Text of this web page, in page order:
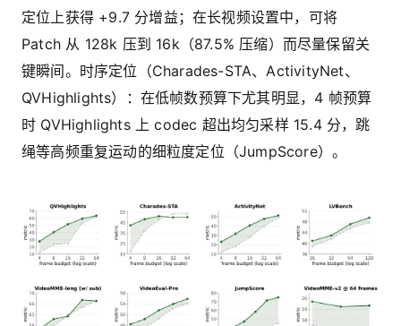
定位上获得 +9.7 分增益；在长视频设置中，可将
Patch 从 128k 压到 16k（87.5% 压缩）而尽量保留关
键瞬间。时序定位（Charades-STA、ActivityNet、
QVHighlights）：在低帧数预算下尤其明显，4 帧预算
时 QVHighlights 上 codec 超出均匀采样 15.4 分，跳
绳等高频重复运动的细粒度定位（JumpScore）。